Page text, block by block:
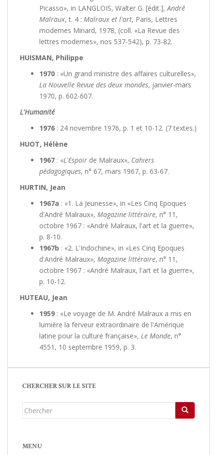
Picasso», in LANGLOIS, Walter G. [édit.],André
Malraux, t. 4 : Malraux et l'art, Paris, Lettres
modernes Minard, 1978, (coll. «La Revue des
lettres modernes», nos 537-542), p. 73-82.
HUISMAN, Philippe
1970 : «Un grand ministre des affaires culturelles»,
La Nouvelle Revue des deux mondes, janvier-mars
1970, p. 602-607.
L'Humanité
1976 : 24 novembre 1976, p. 1 et 10-12. (7 textes.)
HUOT, Hélène
1967 : «L'Espoir de Malraux», Cahiers
pédagogiques, n° 67, mars 1967, p. 63-67.
HURTIN, Jean
1967a : «1. La Jeunesse», in «Les Cinq Epoques
d'André Malraux», Magazine littéraire, n° 11,
octobre 1967 : «André Malraux, l'art et la guerre»,
p. 8-10.
1967b : «2. L'Indochine», in «Les Cinq Epoques
d'André Malraux», Magazine littéraire, n° 11,
octobre 1967 : «André Malraux, l'art et la guerre»,
p. 10-12.
HUTEAU, Jean
1959 : «Le voyage de M. André Malraux a mis en
lumière la ferveur extraordinaire de l'Amérique
latine pour la culture française», Le Monde, n°
4551, 10 septembre 1959, p. 3.
CHERCHER SUR LE SITE
Chercher...
MENU